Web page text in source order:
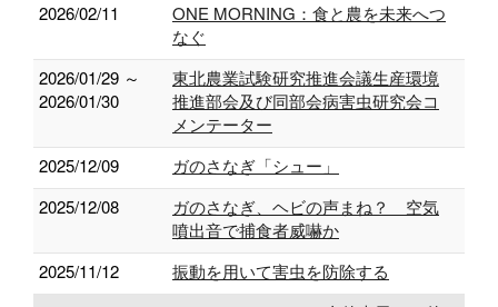
2026/02/11
ONE MORNING：食と農を未来へつ
なぐ
2026/01/29 ～
2026/01/30
東北農業試験研究推進会議生産環境
推進部会及び同部会病害虫研究会コ
メンテーター
2025/12/09
ガのさなぎ「シュー」
2025/12/08
ガのさなぎ、ヘビの声まね？ 空気
噴出音で捕食者威嚇か
2025/11/12
振動を用いて害虫を防除する